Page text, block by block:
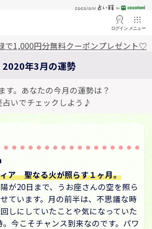
ログイン メニュー
で1,000円分無料クーポンプレゼント♡
2020年3月の運勢
す。あなたの今月の運勢は？
いでチェックしよう♪
ア 聖なる火が照らす１ヶ月。
が20日まで、うお座さんの空を照ら
ています。月の前半は、不思議な時
しにしていたことや気になっていた
今こそチャンス到来なのです。パワ